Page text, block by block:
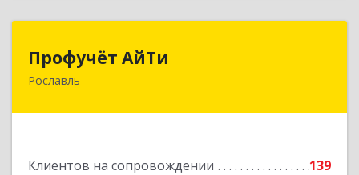
Профучёт АйТи
Рославль
Клиентов на сопровождении
139
216500, Смоленская обл, Рославльский р-н,